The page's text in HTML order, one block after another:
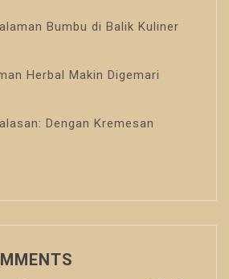
Bumbu di Balik Kuliner
Herbal Makin Digemari
Dengan Kremesan